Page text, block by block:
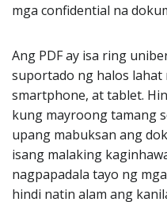
mga confidential na
Ang PDF ay isa ring
suportado ng halos lahat
smartphone, at tablet.
kung mayroong tamang
upang mabuksan ang
isang malaking
nagpapadala tayo ng
hindi natin alam ang